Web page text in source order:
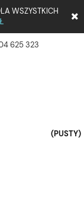
WSZYSTKICH
625 323
(PUSTY)